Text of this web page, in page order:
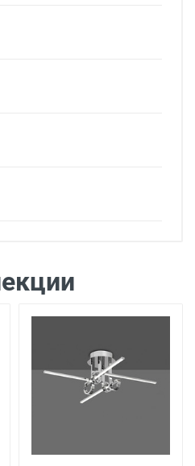
- 15 лари.
осуществляется под заказ,
этаж (включая первый).